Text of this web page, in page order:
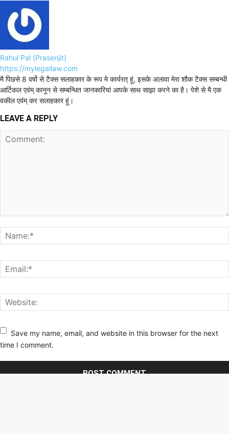
Rahul Pal (Prasenjit)
https://mylegallaw.com
मै पिछसे 8 वर्षो से टैक्स सलाहकार के रूप मे कार्यरत् हूं, इसके अलावा मेरा शौक टैक्स सम्बन्धी
आर्टिकल एवंम् कानून से सम्बन्धित जानकारियां आपके साथ साझा करने का है। पेशे से मै एक
वकील एवंम् कर सलाहकार हूं।
LEAVE A REPLY
Save my name, email, and website in this browser for the next
time I comment.